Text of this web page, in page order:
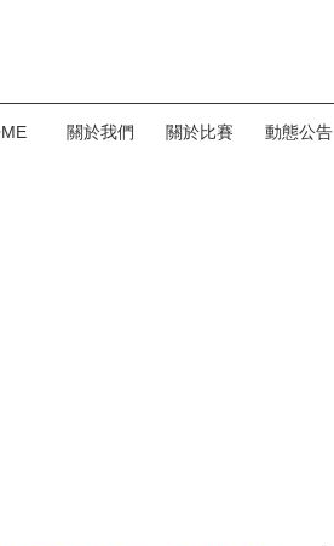
關於我們 關於比賽 動態公告